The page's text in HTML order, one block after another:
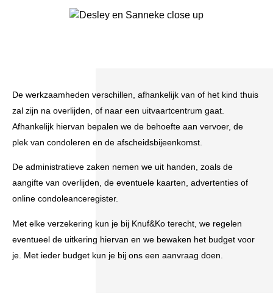
De werkzaamheden verschillen, afhankelijk van of het kind thuis
zal zijn na overlijden, of naar een uitvaartcentrum gaat.
Afhankelijk hiervan bepalen we de behoefte aan vervoer, de
plek van condoleren en de afscheidsbijeenkomst.
De administratieve zaken nemen we uit handen, zoals de
aangifte van overlijden, de eventuele kaarten, advertenties of
online condoleanceregister.
Met elke verzekering kun je bij Knuf&Ko terecht, we regelen
eventueel de uitkering hiervan en we bewaken het budget voor
je. Met ieder budget kun je bij ons een aanvraag doen.